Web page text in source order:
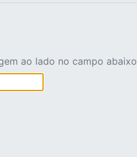
ao lado no campo abaixo